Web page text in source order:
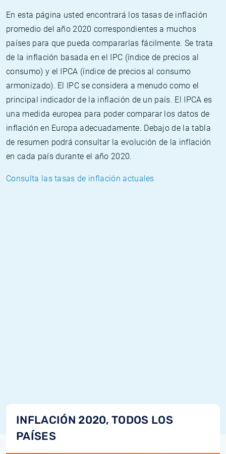
En esta página usted encontrará los tasas de inflación
promedio del año 2020 correspondientes a muchos
países para que pueda compararlas fácilmente. Se trata
de la inflación basada en el IPC (índice de precios al
consumo) y el IPCA (índice de precios al consumo
armonizado). El IPC se considera a menudo como el
principal indicador de la inflación de un país. El IPCA es
una medida europea para poder comparar los datos de
inflación en Europa adecuadamente. Debajo de la tabla
de resumen podrá consultar la evolución de la inflación
en cada país durante el año 2020.
Consulta las tasas de inflación actuales
INFLACIÓN 2020, TODOS LOS
PAÍSES